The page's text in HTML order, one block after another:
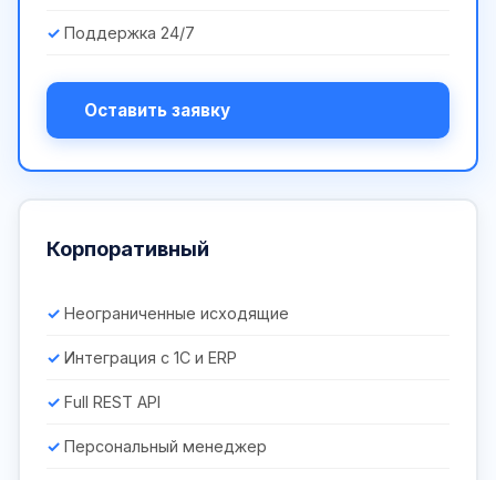
Поддержка 24/7
Оставить заявку
Корпоративный
Неограниченные исходящие
Интеграция с 1С и ERP
Full REST API
Персональный менеджер